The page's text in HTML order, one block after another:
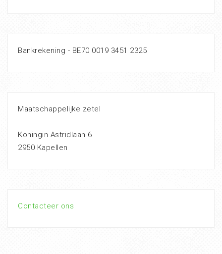
Bankrekening - BE70 0019 3451 2325
Maatschappelijke zetel
Koningin Astridlaan 6
2950 Kapellen
Contacteer ons